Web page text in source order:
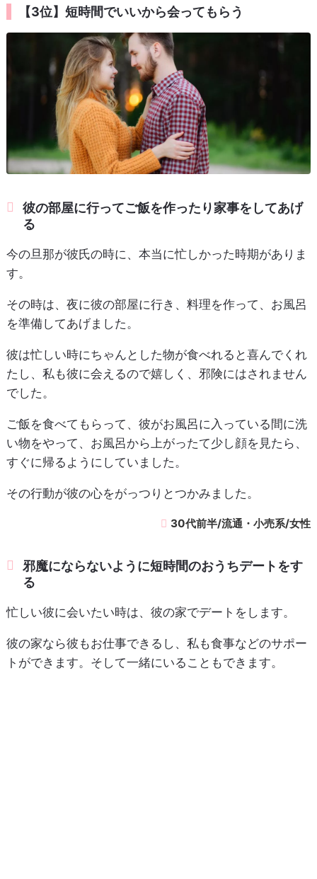
【3位】短時間でいいから会ってもらう
彼の部屋に行ってご飯を作ったり家事をしてあげ
る
今の旦那が彼氏の時に、本当に忙しかった時期がありま
す。
その時は、夜に彼の部屋に行き、料理を作って、お風呂
を準備してあげました。
彼は忙しい時にちゃんとした物が食べれると喜んでくれ
たし、私も彼に会えるので嬉しく、邪険にはされません
でした。
ご飯を食べてもらって、彼がお風呂に入っている間に洗
い物をやって、お風呂から上がったて少し顔を見たら、
すぐに帰るようにしていました。
その行動が彼の心をがっつりとつかみました。
30代前半/流通・小売系/女性
邪魔にならないように短時間のおうちデートをす
る
忙しい彼に会いたい時は、彼の家でデートをします。
彼の家なら彼もお仕事できるし、私も食事などのサポー
トができます。そして一緒にいることもできます。